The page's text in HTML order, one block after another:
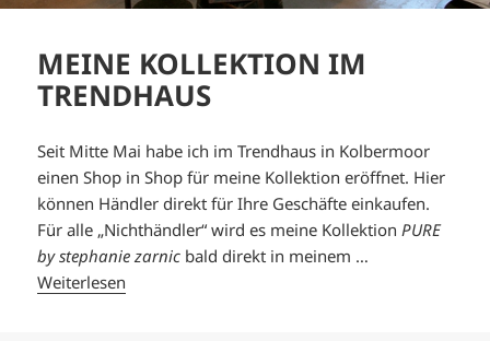
MEINE KOLLEKTION IM
TRENDHAUS
Seit Mitte Mai habe ich im Trendhaus in Kolbermoor
einen Shop in Shop für meine Kollektion eröffnet. Hier
können Händler direkt für Ihre Geschäfte einkaufen.
Für alle „Nichthändler“ wird es meine KollektionPURE
by stephanie zarnic bald direkt in meinem …
Weiterlesen